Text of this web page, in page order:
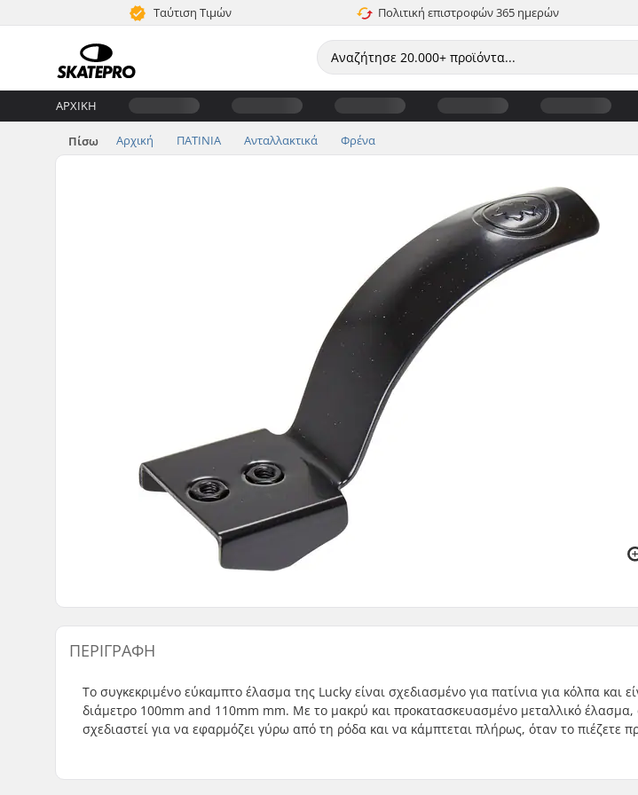
Ταύτιση Τιμών Πολιτική επιστροφών 365 ημερών
ΑΡΧΙΚΉ
Πίσω Αρχική ΠΑΤΙΝΙΑ Ανταλλακτικά Φρένα
ΠΕΡΙΓΡΑΦΉ
Το συγκεκριμένο εύκαμπτο έλασμα της Lucky είναι σχεδιασμένο για πατίνια για κόλπα και
διάμετρο 100mm and 110mm mm. Με το μακρύ και προκατασκευασμένο μεταλλικό έλασμα,
σχεδιαστεί για να εφαρμόζει γύρω από τη ρόδα και να κάμπτεται πλήρως, όταν το πιέζετε